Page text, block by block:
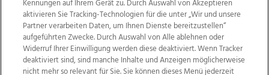
Kennungen auf Ihrem Gerät zu. Durch Auswahl von Akzeptieren
aktivieren Sie Tracking-Technologien für die unter „Wir und unsere
Partner verarbeiten Daten, um Ihnen Dienste bereitzustellen“
aufgeführten Zwecke. Durch Auswahl von Alle ablehnen oder
Widerruf Ihrer Einwilligung werden diese deaktiviert. Wenn Tracker
deaktiviert sind, sind manche Inhalte und Anzeigen möglicherweise
nicht mehr so relevant für Sie. Sie können dieses Menü jederzeit